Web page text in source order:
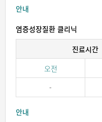
안내
염증성장질환 클리닉
진료시간
오전
-
안내